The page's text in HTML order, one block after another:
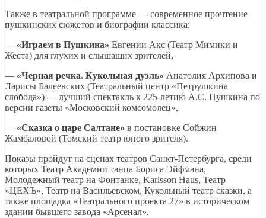
Также в театральной программе — современное прочтение
пушкинских сюжетов и биографии классика:
— «Играем в Пушкина» Евгении Акс (Театр Мимики и
Жеста) для глухих и слышащих зрителей,
— «Черная речка. Кукольная дуэль» Анатолия Архипова и
Ларисы Балеевских (Театральный центр «Петрушкина
слобода») — лучший спектакль к 225-летию А.С. Пушкина по
версии газеты «Московский комсомолец»,
— «Сказка о царе Салтане» в постановке Сойжин
Жамбаловой (Томский театр юного зрителя).
Показы пройдут на сценах театров Санкт-Петербурга, среди
которых Театр Академии танца Бориса Эйфмана,
Молодежный театр на Фонтанке, Karlsson Haus, Театр
«ЦЕХЪ», Театр на Васильевском, Кукольный театр сказки, а
также площадка «Театрального проекта 27» в историческом
здании бывшего завода «Арсенал».